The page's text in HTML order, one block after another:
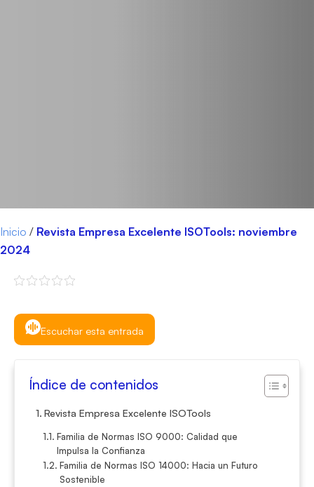
Inicio / Revista Empresa Excelente ISOTools: noviembre
2024
Escuchar esta entrada
Índice de contenidos
Revista Empresa Excelente ISOTools
Familia de Normas ISO 9000: Calidad que
Impulsa la Confianza
Familia de Normas ISO 14000: Hacia un Futuro
Sostenible